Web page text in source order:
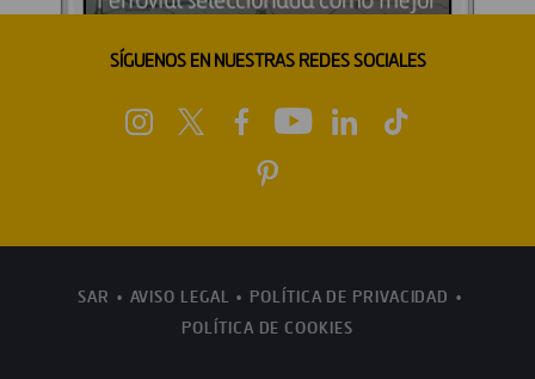
SÍGUENOS EN NUESTRAS REDES SOCIALES
SAR AVISO LEGAL
POLÍTICA DE PRIVACIDAD
POLÍTICA DE COOKIES